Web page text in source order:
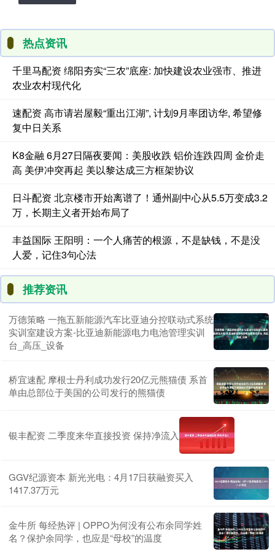
热点资讯
千里马配资 绵阳夯实“三农”底座: 加快建设农业强市、推进
农业农村现代化
速配资 高市请岩屋毅“重出江湖”, 计划9月率团访华, 希望修
复中日关系
K8金融 6月27日隔夜要闻：美股收跌 铝价连跌四周 金价走
高 美伊冲突再起 美以黎达成三方框架协议
日斗配资 北京楼市开始离谱了！通州副中心从5.5万变成3.2
万，长期主义者开始布局了
丰益国际 王阳明：一个人痛苦的根源，不是缺钱，不是没
人爱，记住3句心法
推荐资讯
万德策略 一拖五新能源汽车比亚迪分控联动式系统
实训室建设方案-比亚迪新能源电力电池管理实训
台_高压_设备
桥宜速配 摩根士丹利成功发行20亿元熊猫债 系首
单由总部位于美国的公司发行的熊猫债
银丰配资 二季度来华直接投资 保持净流入
GGV纪源资本 新光光电：4月17日获融资买入
1417.37万元
金牛所 每经热评 | OPPO为何没有公布余同学姓
名？保护余同学，也应是“母校”的温度